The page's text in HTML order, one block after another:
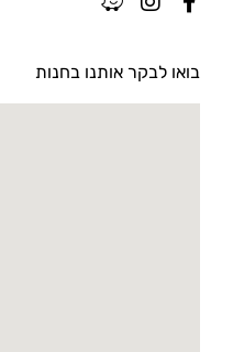
בואו לבקר אותנו בחנות